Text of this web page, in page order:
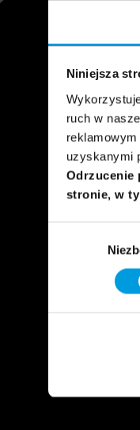
Niniejsza
ruch w
uzyskanymi
Odrzucenie
stronie, w